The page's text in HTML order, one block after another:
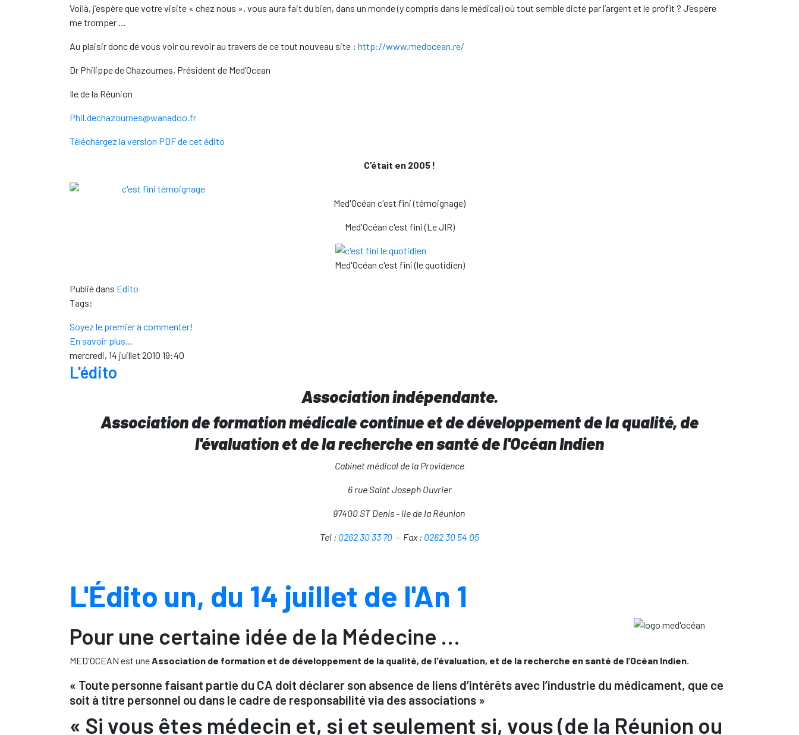
Voilà, j’espère que votre visite « chez nous », vous aura fait du bien, dans un monde (y compris dans le médical) où tout semble dicté par l’argent et le profit ? J’espère
me tromper …
Au plaisir donc de vous voir ou revoir au travers de ce tout nouveau site : http://www.medocean.re/
Dr Philippe de Chazournes, Président de Med’Ocean
Ile de la Réunion
Phil.dechazournes@wanadoo.fr
Téléchargez la version PDF de cet édito
C’était en 2005 !
Med'Océan c'est fini (témoignage)
Med'Océan c'est fini (Le JIR)
Med'Océan c'est fini (le quotidien)
Publié dans Edito
Tags:
Soyez le premier à commenter!
En savoir plus...
mercredi, 14 juillet 2010 19:40
L'édito
Association indépendante.
Association de formation médicale continue et de développement de la qualité, de
l'évaluation et de la recherche en santé de l'Océan Indien
Cabinet médical de la Providence
6 rue Saint Joseph Ouvrier
97400 ST Denis - Ile de la Réunion
Tel : 0262 30 33 70 - Fax : 0262 30 54 05
L'Édito un, du 14 juillet de l'An 1
Pour une certaine idée de la Médecine …
MED'OCEAN est uneAssociation de formation et de développement de la qualité, de l'évaluation, et de la recherche en santé de l’Océan Indien.
« Toute personne faisant partie du CA doit déclarer son absence de liens d’intérêts avec l’industrie du médicament, que ce
soit à titre personnel ou dans le cadre de responsabilité via des associations »
« Si vous êtes médecin et, si et seulement si, vous (de la Réunion ou